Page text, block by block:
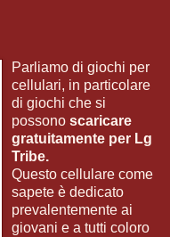
Parliamo di giochi per
cellulari, in particolare
di giochi che si
possono scaricare
gratuitamente per Lg
Tribe.
Questo cellulare come
sapete è dedicato
prevalentemente ai
giovani e a tutti coloro